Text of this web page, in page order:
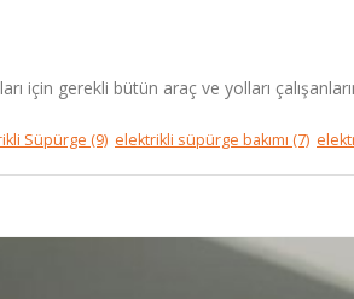
için gerekli bütün araç ve yolları
Süpürge (9) elektrikli süpürge bakımı (7)